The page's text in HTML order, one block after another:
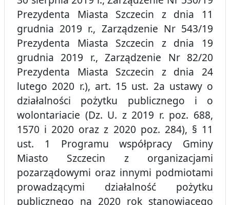
Prezydenta Miasta Szczecin z dnia 11
grudnia 2019 r., Zarządzenie Nr 543/19
Prezydenta Miasta Szczecin z dnia 19
grudnia 2019 r., Zarządzenie Nr 82/20
Prezydenta Miasta Szczecin z dnia 24
lutego 2020 r.), art. 15 ust. 2a ustawy o
działalności pożytku publicznego i o
wolontariacie (Dz. U. z 2019 r. poz. 688,
1570 i 2020 oraz z 2020 poz. 284), § 11
ust. 1 Programu współpracy Gminy
Miasto Szczecin z organizacjami
pozarządowymi oraz innymi podmiotami
prowadzącymi działalność pożytku
publicznego na 2020 rok stanowiącego